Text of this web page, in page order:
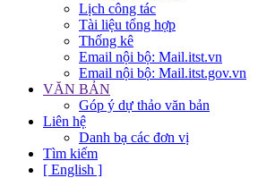
Lịch công tác
Tài liệu tổng hợp
Thống kê
Email nội bộ: Mail.itst.vn
Email nội bộ: Mail.itst.gov.vn
VĂN BẢN
Góp ý dự thảo văn bản
Liên hệ
Danh bạ các đơn vị
Tìm kiếm
[ English ]